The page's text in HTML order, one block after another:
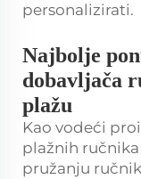
personalizirati.
Najbolje
dobavljača
plažu
Kao vodeći
plažnih ručnika
pružanju